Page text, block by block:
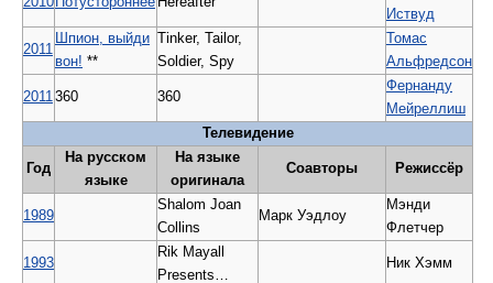
Иствуд
2011
Шпион, выйди
вон! **
Tinker, Tailor,
Soldier, Spy
Томас
Альфредсон
2011 360 360
Фернанду
Мейреллиш
Телевидение
Год
На русском
языке
На языке
оригинала
Соавторы Режиссёр
1989
Shalom Joan
Collins
Марк Уэдлоу
Мэнди
Флетчер
1993
Rik Mayall
Presents…
Ник Хэмм